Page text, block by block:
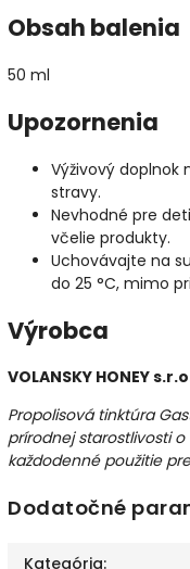
Obsah balenia
50 ml
Upozornenia
Výživový doplnok
stravy.
Nevhodné pre
včelie produkty.
Uchovávajte na
do 25 °C, mimo
Výrobca
VOLANSKY HONEY
Propolisová tinktúra
prírodnej starostlivosti
každodenné použitie
Dodatočné
Kategória: